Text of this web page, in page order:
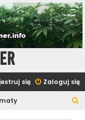
Zaloguj się
się